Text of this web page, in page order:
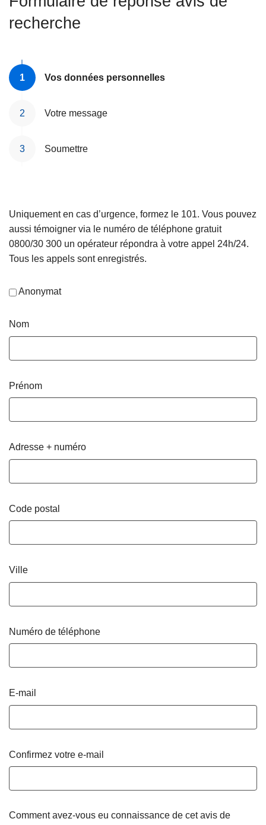
recherche
Vos données personnelles
Votre message
Soumettre
Uniquement en cas d’urgence, formez le 101. Vous pouvez
aussi témoigner via le numéro de téléphone gratuit
0800/30 300 un opérateur répondra à votre appel 24h/24.
Tous les appels sont enregistrés.
Anonymat
Nom
Prénom
Adresse + numéro
Code postal
Ville
Numéro de téléphone
E-mail
Confirmez votre e-mail
Comment avez-vous eu connaissance de cet avis de